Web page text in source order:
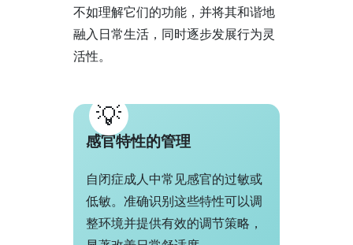
不如理解它们的功能，并将其和谐地
融入日常生活，同时逐步发展行为灵
活性。
感官特性的管理
自闭症成人中常见感官的过敏或
低敏。准确识别这些特性可以调
整环境并提供有效的调节策略，